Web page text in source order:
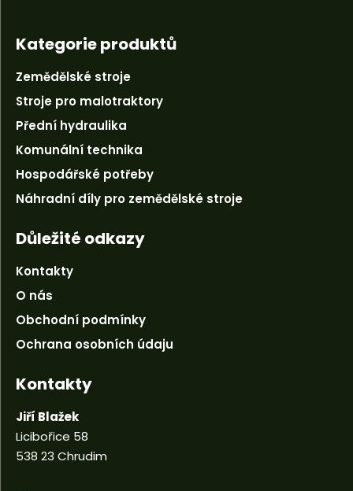
Kategorie produktů
Zemědělské stroje
Stroje pro malotraktory
Přední hydraulika
Komunální technika
Hospodářské potřeby
Náhradní díly pro zemědělské stroje
Důležité odkazy
Kontakty
O nás
Obchodní podmínky
Ochrana osobních údaju
Kontakty
Jiří Blažek
Licibořice 58
538 23 Chrudim